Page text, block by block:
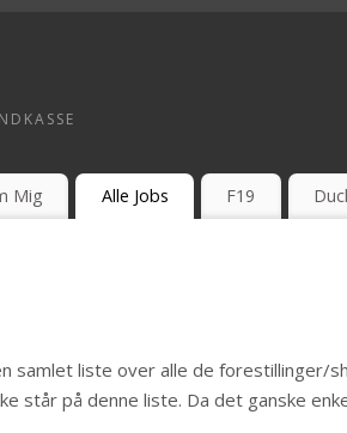
Mig Alle Jobs F19
samlet liste over alle de forestillinger/
står på denne liste. Da det ganske